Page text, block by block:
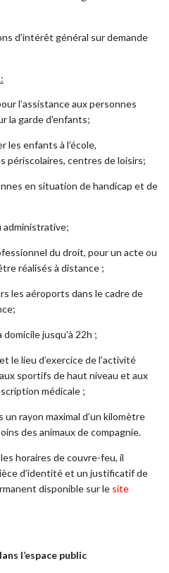
d’intérêt général sur demande
:
l’assistance aux personnes
la garde d’enfants;
enfants à l’école,
périscolaires, centres de loisirs;
en situation de handicap et de
du droit, pour un acte ou
réalisés à distance ;
aéroports dans le cadre de
jusqu’à 22h ;
lieu d’exercice de l’activité
sportifs de haut niveau et aux
médicale ;
rayon maximal d’un kilomètre
des animaux de compagnie.
horaires de couvre-feu, il
d’identité et un justificatif de
disponible sur le site
l’espace public